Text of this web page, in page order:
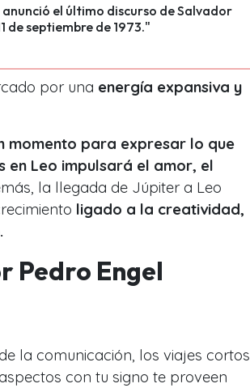
el último discurso de Salvador
de septiembre de 1973."
por una energía expansiva y
momento para expresar lo que
en Leo impulsará el amor, el
la llegada de Júpiter a Leo
ligado a la creatividad,
Pedro Engel
la comunicación, los viajes cortos
con tu signo te proveen